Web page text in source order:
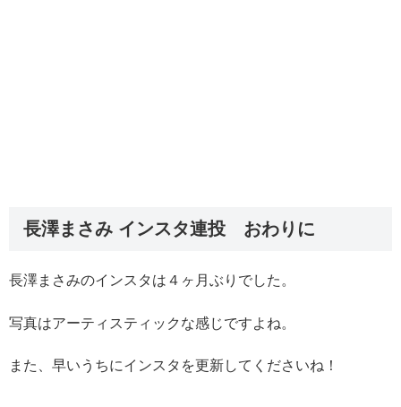
長澤まさみ インスタ連投 おわりに
長澤まさみのインスタは４ヶ月ぶりでした。
写真はアーティスティックな感じですよね。
また、早いうちにインスタを更新してくださいね！